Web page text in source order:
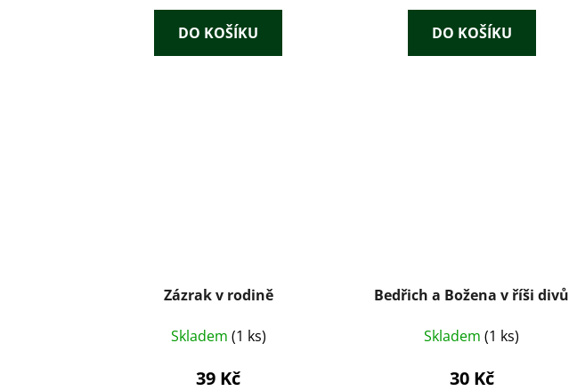
DO KOŠÍKU DO KOŠÍKU
Zázrak v rodině
Skladem (1 ks)
39 Kč
Bedřich a Božena v říši divů
Skladem(1 ks)
30 Kč